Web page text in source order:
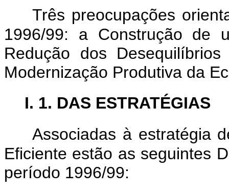
Três preocupações
1996/99: a Construção de
Redução dos
Modernização Produtiva da
I. 1. DAS ESTRATÉGIAS
Associadas à estratégia
Eficiente estão as seguintes
período 1996/99: